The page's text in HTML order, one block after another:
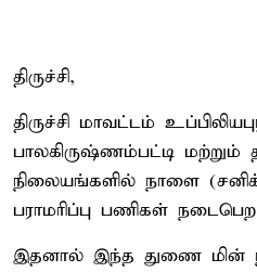
திருச்சி,
திருச்சி மாவட்டம்
பாலகிருஷ்ணம்பட்டி
நிலையங்களில் நாளை
பராமரிப்பு பணிகள்
இதனால் இந்த துணை மின்